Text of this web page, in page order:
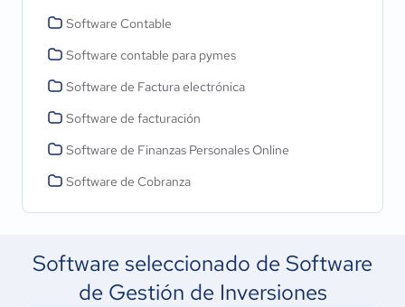
Software Contable
Software contable para pymes
Software de Factura electrónica
Software de facturación
Software de Finanzas Personales Online
Software de Cobranza
Software seleccionado de Software
de Gestión de Inversiones